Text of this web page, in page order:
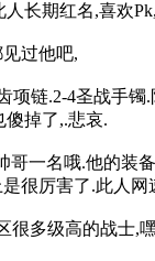
长期红名,喜欢Pk,
过他吧,
.2-4圣战手镯.
掉了,.悲哀.
名哦.他的装备
很厉害了.此人
多级高的战士,